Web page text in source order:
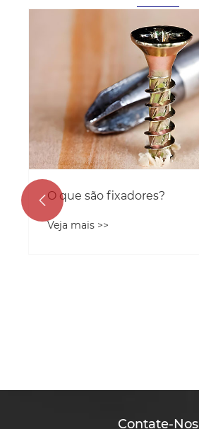
O que são fixadores?
Veja mais >>

Contate-Nos